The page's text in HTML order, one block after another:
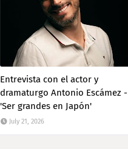
Entrevista con el actor y
dramaturgo Antonio Escámez -
'Ser grandes en Japón'
July 21, 2026